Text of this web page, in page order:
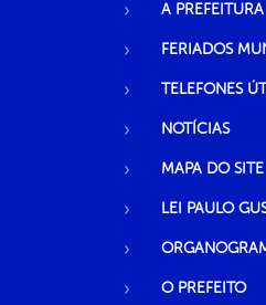
A PREFEITURA
FERIADOS
TELEFONES
NOTÍCIAS
MAPA DO SITE
LEI PAULO
O PREFEITO